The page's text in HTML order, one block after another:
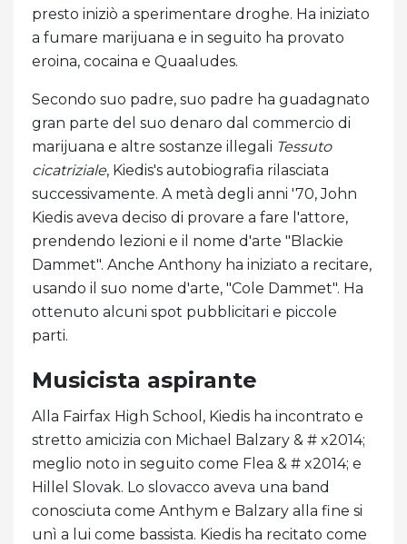
presto iniziò a sperimentare droghe. Ha iniziato
a fumare marijuana e in seguito ha provato
eroina, cocaina e Quaaludes.
Secondo suo padre, suo padre ha guadagnato
gran parte del suo denaro dal commercio di
marijuana e altre sostanze illegali Tessuto
cicatriziale, Kiedis's autobiografia rilasciata
successivamente. A metà degli anni '70, John
Kiedis aveva deciso di provare a fare l'attore,
prendendo lezioni e il nome d'arte "Blackie
Dammet". Anche Anthony ha iniziato a recitare,
usando il suo nome d'arte, "Cole Dammet". Ha
ottenuto alcuni spot pubblicitari e piccole
parti.
Musicista aspirante
Alla Fairfax High School, Kiedis ha incontrato e
stretto amicizia con Michael Balzary & # x2014;
meglio noto in seguito come Flea & # x2014; e
Hillel Slovak. Lo slovacco aveva una band
conosciuta come Anthym e Balzary alla fine si
unì a lui come bassista. Kiedis ha recitato come